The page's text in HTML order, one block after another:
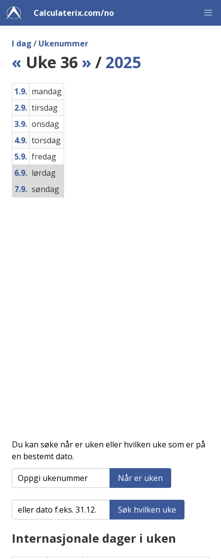
Calculaterix.com/no
I dag / Ukenummer
« Uke 36 » / 2025
1.9. mandag
2.9. tirsdag
3.9. onsdag
4.9. torsdag
5.9. fredag
6.9. lørdag
7.9. søndag
Du kan søke når er uken eller hvilken uke som er på
en bestemt dato.
Når er uken
Søk hvilken uke
Internasjonale dager i uken